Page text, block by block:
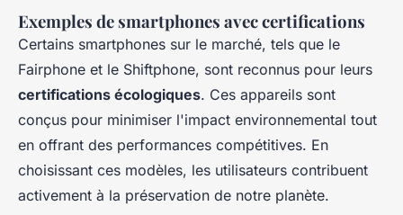
Exemples de smartphones avec certifications
Certains smartphones sur le marché, tels que le
Fairphone et le Shiftphone, sont reconnus pour leurs
certifications écologiques. Ces appareils sont
conçus pour minimiser l'impact environnemental tout
en offrant des performances compétitives. En
choisissant ces modèles, les utilisateurs contribuent
activement à la préservation de notre planète.